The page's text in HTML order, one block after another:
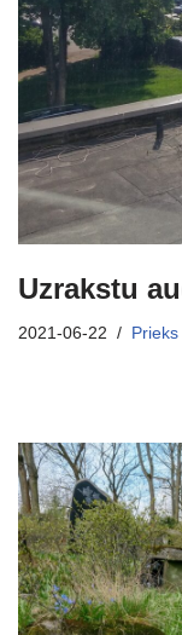
Uzrakstu
2021-06-22